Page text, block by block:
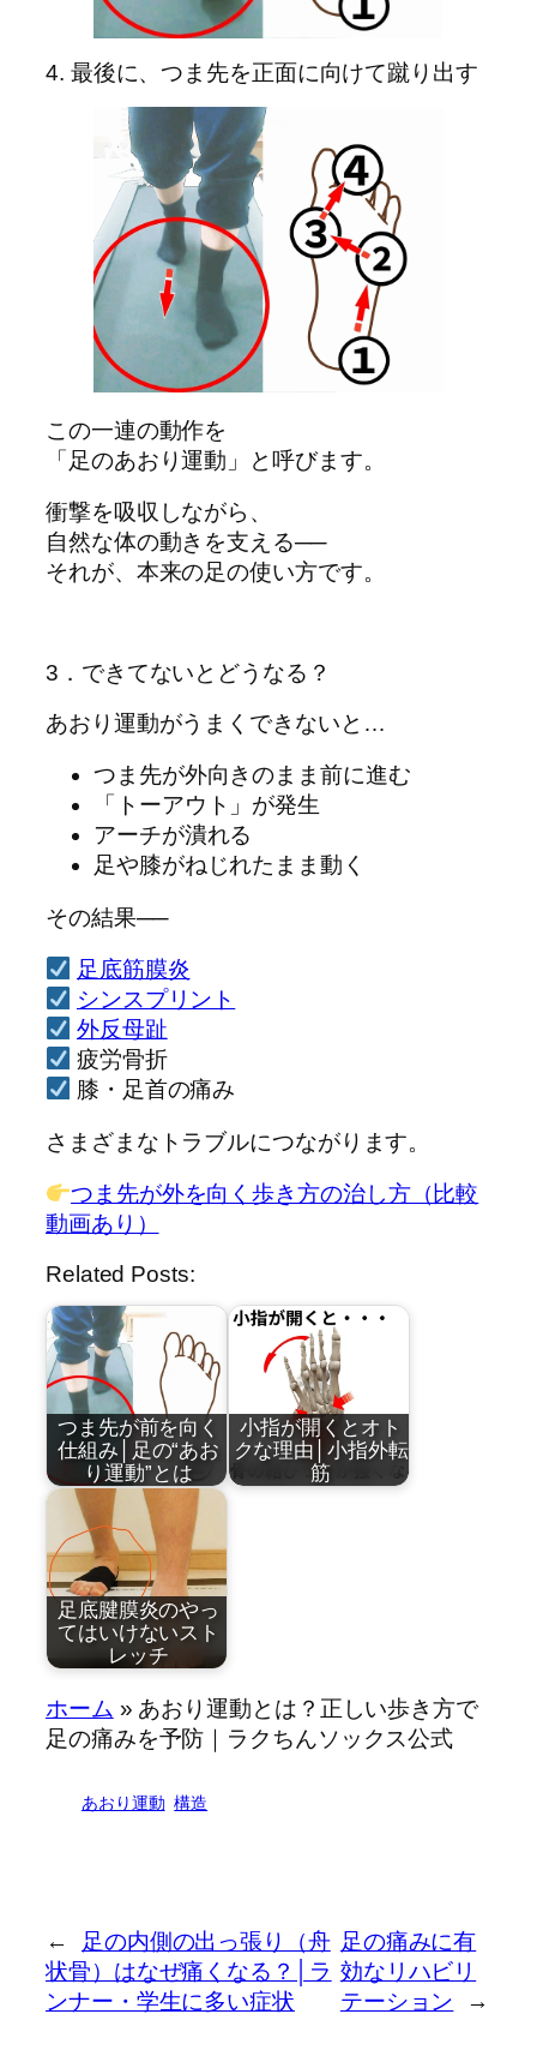
4. 最後に、つま先を正面に向けて蹴り出す
この一連の動作を
「足のあおり運動」と呼びます。
衝撃を吸収しながら、
自然な体の動きを支える──
それが、本来の足の使い方です。
3．できてないとどうなる？
あおり運動がうまくできないと…
つま先が外向きのまま前に進む
「トーアウト」が発生
アーチが潰れる
足や膝がねじれたまま動く
その結果──
足底筋膜炎
シンスプリント
外反母趾
疲労骨折
膝・足首の痛み
さまざまなトラブルにつながります。
つま先が外を向く歩き方の治し方（比較
動画あり）
Related Posts:
つま先が前を向く
仕組み│足の“あお
り運動”とは
by
近藤祐司
歩き出すとき──
前に…
小指が開くとオト
クな理由│小指外転
筋
小指が開くとオ
トクな…
足底腱膜炎のやっ
てはいけないスト
レッチ
近藤祐司
トレッ…
ホーム » あおり運動とは？正しい歩き方で
足の痛みを予防｜ラクちんソックス公式
あおり運動 構造
←
足の内側の出っ張り（舟
状骨）はなぜ痛くなる？│ラ
ンナー・学生に多い症状
足の痛みに有
効なリハビリ
テーション
→